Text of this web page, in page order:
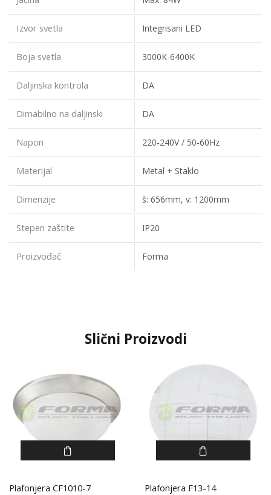
Izvor svetla Integrisani LED
Boja svetla 3000K-6400K
Daljinska kontrola DA
Dimabilno na daljinski DA
Napon 220-240V / 50-60Hz
Materijal Metal + Staklo
Dimenzije š: 656mm, v: 1200mm
Stepen zaštite IP20
Proizvođač Forma
Slični Proizvodi
Plafonjera CF1010-7 Plafonjera F13-14